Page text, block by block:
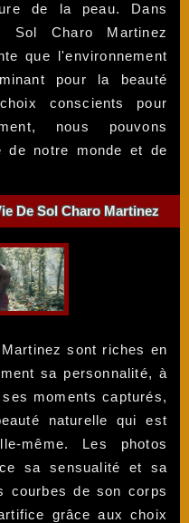
de la peau. Dans
Sol Charo Martinez
que l'environnement
pour la beauté
conscients pour
nous pouvons
de notre monde et de
De Sol Charo Martinez
sont riches en
sa personnalité, à
moments capturés,
naturelle qui est
même. Les photos
sa sensualité et sa
courbes de son corps
grâce aux choix